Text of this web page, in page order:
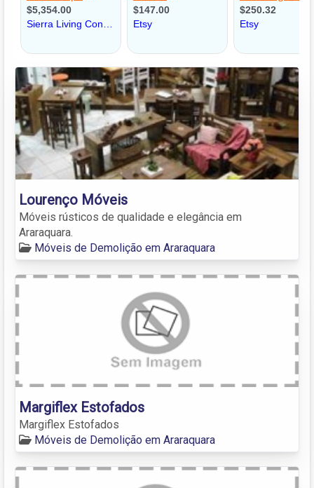
Lourenço Móveis
Móveis rústicos de qualidade e elegância em
Araraquara.
Móveis de Demolição em Araraquara
Margiflex Estofados
Margiflex Estofados
Móveis de Demolição em Araraquara